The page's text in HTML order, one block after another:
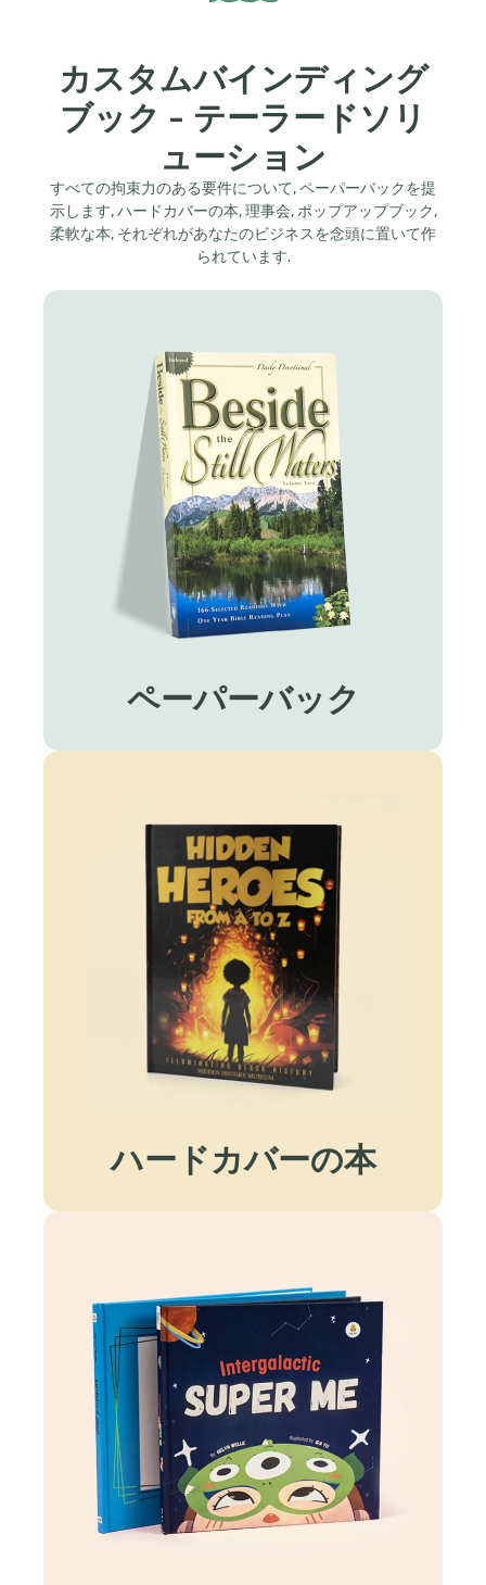
カスタムバインディング
ブック - テーラードソリ
ューション
すべての拘束力のある要件について, ペーパーバックを提
示します, ハードカバーの本, 理事会, ポップアップブック,
柔軟な本, それぞれがあなたのビジネスを念頭に置いて作
られています.
ペーパーバック
ハードカバーの本